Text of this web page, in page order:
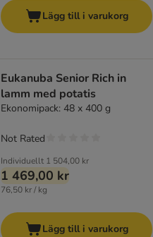
Lägg till i varukorg
Eukanuba Senior Rich in
lamm med potatis
Ekonomipack: 48 x 400 g
Individuellt 1 504,00 kr
1 469,00 kr
76,50 kr / kg
Not Rated
Lägg till i varukorg